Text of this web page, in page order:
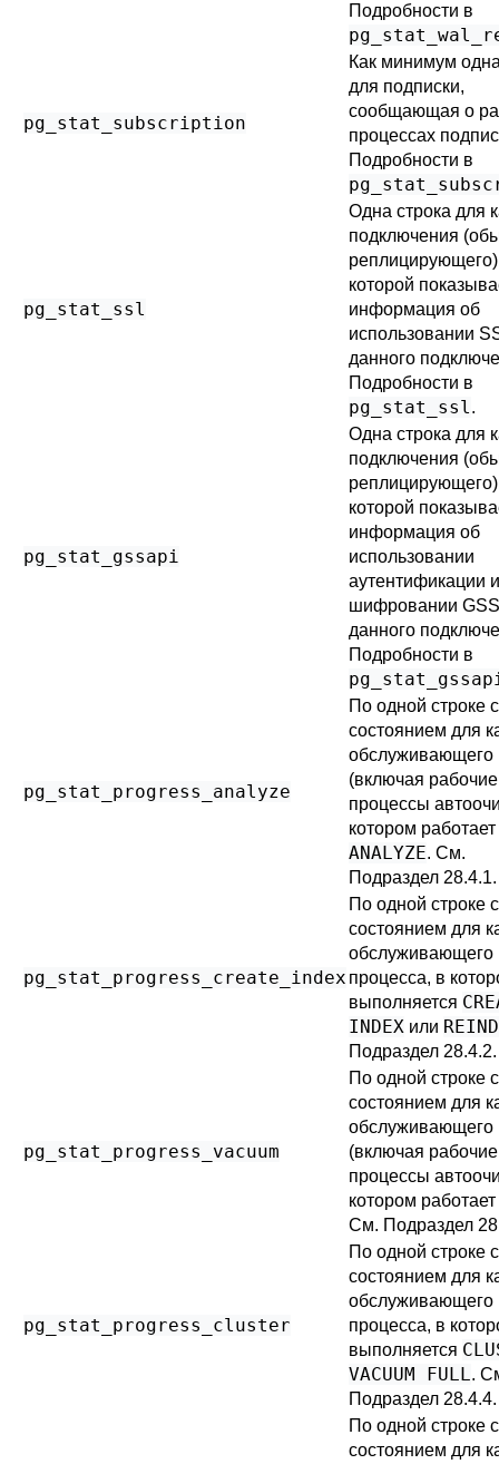
Подробности в
pg_stat_subscription
Как минимум
для подписки,
сообщающая о
процессах
Подробности в
pg_stat_ssl
Одна строка для
подключения
которой
информация об
использовании
данного
Подробности в
pg_stat_ssl.
pg_stat_gssapi
Одна строка для
подключения
которой
информация об
использовании
аутентификации и
шифровании
данного
Подробности в
pg_stat_progress_analyze
По одной строке
состоянием для
обслуживающего
(включая рабочие
процессы
котором работает
ANALYZE. См.
Подраздел 28.4.1.
pg_stat_progress_create_index
По одной строке
состоянием для
обслуживающего
процесса, в
выполняется
INDEX или
Подраздел 28.4.2.
pg_stat_progress_vacuum
По одной строке
состоянием для
обслуживающего
(включая рабочие
процессы
котором работает
См. Подраздел
pg_stat_progress_cluster
По одной строке
состоянием для
обслуживающего
процесса, в
выполняется
VACUUM FULL.
Подраздел 28.4.4.
По одной строке
состоянием для